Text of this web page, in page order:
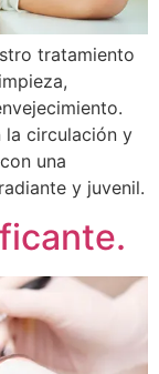
tratamiento
la circulación y
una
y juvenil.